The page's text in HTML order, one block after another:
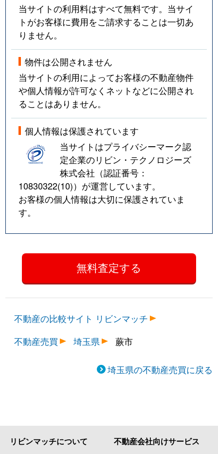
当サイトの利用料はすべて無料です。当サイ
トがお客様に費用をご請求することは一切あ
りません。
物件は公開されません
当サイトの利用によってお客様の不動産物件
や個人情報が許可なくネットなどに公開され
ることはありません。
個人情報は保護されています
当サイトはプライバシーマーク認
定企業のリビン・テクノロジーズ
株式会社（認証番号：
10830322(10)）が運営しています。
お客様の個人情報は大切に保護されていま
す。
不動産の比較サイト リビンマッチ
不動産売買
埼玉県 蕨市
埼玉県の不動産売買に戻る
リビンマッチについて 不動産会社向けサービス